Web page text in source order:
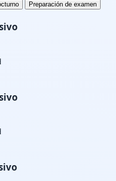
Preparación de examen